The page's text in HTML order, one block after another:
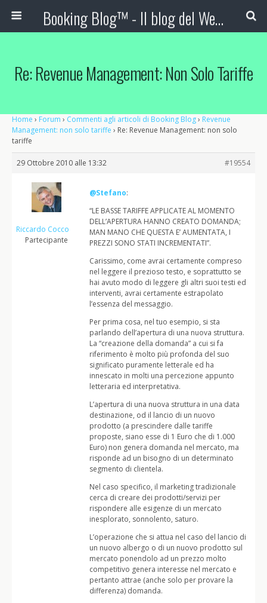
Booking Blog™ - Il blog del Web Marketing Turistico
Re: Revenue Management: Non Solo Tariffe
Home › Forum › Commenti agli articoli di Booking Blog› Revenue
Management: non solo tariffe › Re: Revenue Management: non solo
tariffe
29 Ottobre 2010 alle 13:32 #19554
Riccardo Cocco
Partecipante
@Stefano:
“LE BASSE TARIFFE APPLICATE AL MOMENTO
DELL’APERTURA HANNO CREATO DOMANDA;
MAN MANO CHE QUESTA E’ AUMENTATA, I
PREZZI SONO STATI INCREMENTATI”.
Carissimo, come avrai certamente compreso
nel leggere il prezioso testo, e soprattutto se
hai avuto modo di leggere gli altri suoi testi ed
interventi, avrai certamente estrapolato
l’essenza del messaggio.
Per prima cosa, nel tuo esempio, si sta
parlando dell’apertura di una nuova struttura.
La “creazione della domanda” a cui si fa
riferimento è molto più profonda del suo
significato puramente letterale ed ha
innescato in molti una percezione appunto
letteraria ed interpretativa.
L’apertura di una nuova struttura in una data
destinazione, od il lancio di un nuovo
prodotto (a prescindere dalle tariffe
proposte, siano esse di 1 Euro che di 1.000
Euro) non genera domanda nel mercato, ma
risponde ad un bisogno di un determinato
segmento di clientela.
Nel caso specifico, il marketing tradizionale
cerca di creare dei prodotti/servizi per
rispondere alle esigenze di un mercato
inesplorato, sonnolento, saturo.
L’operazione che si attua nel caso del lancio di
un nuovo albergo o di un nuovo prodotto sul
mercato ponendolo ad un prezzo molto
competitivo genera interesse nel mercato e
pertanto attrae (anche solo per provare la
differenza) domanda.